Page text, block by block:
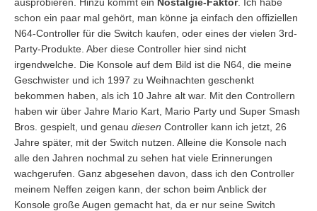
schon ein paar mal gehört, man könne ja einfach den offiziellen
N64-Controller für die Switch kaufen, oder eines der vielen 3rd-
Party-Produkte. Aber diese Controller hier sind nicht
irgendwelche. Die Konsole auf dem Bild ist die N64, die meine
Geschwister und ich 1997 zu Weihnachten geschenkt
bekommen haben, als ich 10 Jahre alt war. Mit den Controllern
haben wir über Jahre Mario Kart, Mario Party und Super Smash
Bros. gespielt, und genau diesen Controller kann ich jetzt, 26
Jahre später, mit der Switch nutzen. Alleine die Konsole nach
alle den Jahren nochmal zu sehen hat viele Erinnerungen
wachgerufen. Ganz abgesehen davon, dass ich den Controller
meinem Neffen zeigen kann, der schon beim Anblick der
Konsole große Augen gemacht hat, da er nur seine Switch